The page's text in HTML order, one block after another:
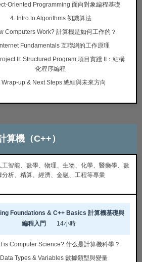
Oriented Programming 面向對象編程基礎
4. Intro to Algorithms 初識算法
Computers Work? 計算機是如何工作的？
Fundamentals 互聯網的工作原理
II: Structured Program 項目實踐 II：結構
化程序編程
Wrap-up & Next Steps 總結與未來方向
算機（C++）
工智能、數學、物理、生物、化學、醫藥學、數
分析、精算、經濟、金融、工程等專業
Foundations & C++ Basics 計算機基礎與
編程入門
14小時
is Computer Science? 什么是計算機科學？
Types & Variables 數據類型與變量